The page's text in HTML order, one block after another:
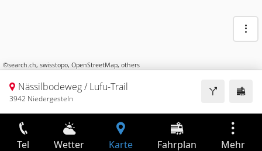
©search.ch, swisstopo, OpenStreetMap, others
Nässilbodeweg / Lufu-Trail
3942 Niedergesteln
Tel Wetter Karte Fahrplan Mehr